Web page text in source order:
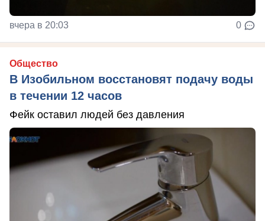
вчера в 20:03 0
Общество
В Изобильном восстановят подачу воды
в течении 12 часов
Фейк оставил людей без давления